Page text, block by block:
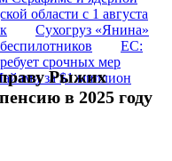
области с 1 августа
Сухогруз «Янина»
ЕС:
срочных мер
за $1 миллион
Рыжих
в 2025 году